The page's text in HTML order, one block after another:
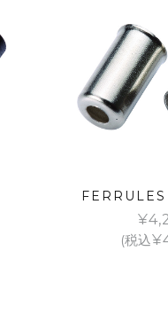
¥
(税込¥